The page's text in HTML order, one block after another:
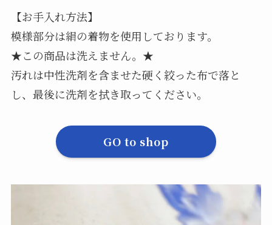
【お手入れ方法】
模様部分は絹の着物を使用しております。
★この商品は洗えません。★
汚れは中性洗剤を含ませた硬く絞った布で落と
し、最後に洗剤を拭き取ってください。
GO to shop